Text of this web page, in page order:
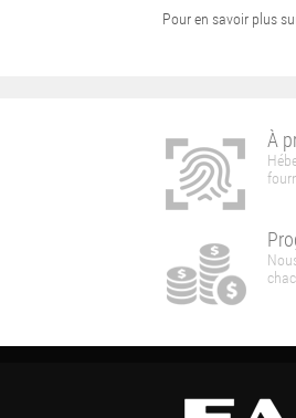
Pour en savoir plus
À